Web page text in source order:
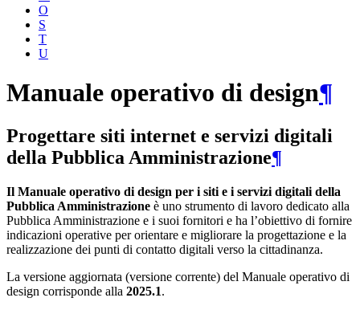
O
S
T
U
Manuale operativo di design¶
Progettare siti internet e servizi digitali
della Pubblica Amministrazione¶
Il Manuale operativo di design per i siti e i servizi digitali della
Pubblica Amministrazione è uno strumento di lavoro dedicato alla
Pubblica Amministrazione e i suoi fornitori e ha l’obiettivo di fornire
indicazioni operative per orientare e migliorare la progettazione e la
realizzazione dei punti di contatto digitali verso la cittadinanza.
La versione aggiornata (versione corrente) del Manuale operativo di
design corrisponde alla 2025.1.